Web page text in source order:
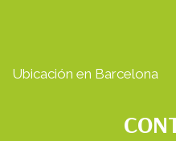
Ubicación en Barcelona